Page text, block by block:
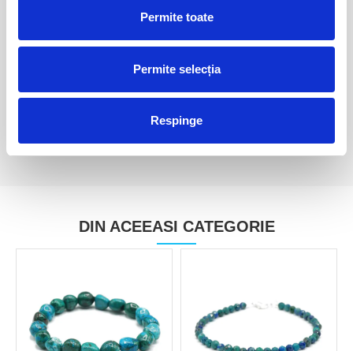
Permite toate
Permite selecția
Respinge
DIN ACEEASI CATEGORIE